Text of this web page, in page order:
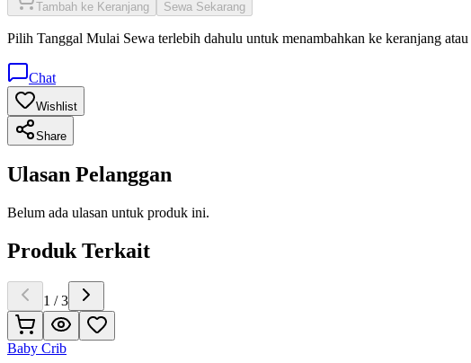
Tambah ke Keranjang Sewa Sekarang
Pilih Tanggal Mulai Sewa terlebih dahulu untuk menambahkan ke keranjang
Chat
Wishlist
Share
Ulasan Pelanggan
Belum ada ulasan untuk produk ini.
Produk Terkait
1 /3
Baby Crib